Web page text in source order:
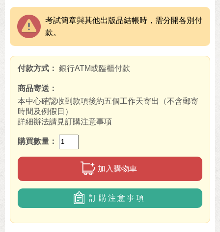
考試簡章與其他出版品結帳時，需分開各別付
款。
付款方式 銀行ATM或臨櫃付款
商品寄送
本中心確認收到款項後約五個工作天寄出（不含郵寄
時間及例假日）
詳細辦法請見訂購注意事項
購買數量
加入購物車
訂購注意事項